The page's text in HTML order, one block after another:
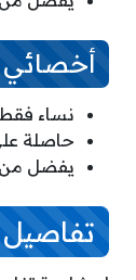
نساء
حاصلة
يفضل من
تفاصيل